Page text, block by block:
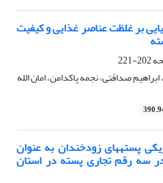
بر غلظت عناصر غذایی و کیفیت
202-221
صداقتی، نجمه پاکدامن، امان الله
پستههای زودخندان به عنوان
در سه رقم تجاری پسته در استان